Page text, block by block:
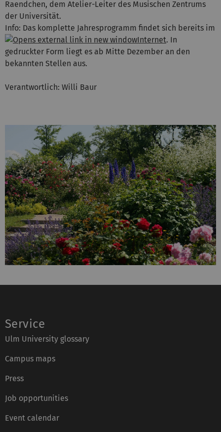
Raendchen, dem Atelier-Leiter des Musischen Zentrums
der Universität.
Info: Das komplette Jahresprogramm findet sich bereits im
Internet. In
gedruckter Form liegt es ab Mitte Dezember an den
bekannten Stellen aus.
Verantwortlich: Willi Baur
Service
Ulm University glossary
Campus maps
Press
Job opportunities
Event calendar